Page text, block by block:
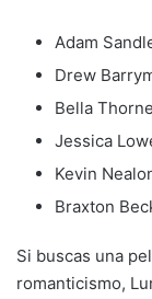
Adam
Drew
Bella
Jessica
Kevin
Braxton
Si buscas una
romanticismo,